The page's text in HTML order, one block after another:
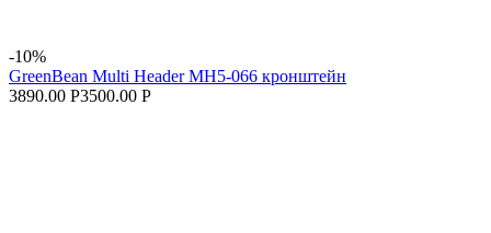
-10%
GreenBean Multi Header MH5-066 кронштейн
3890.00 Р3500.00 Р